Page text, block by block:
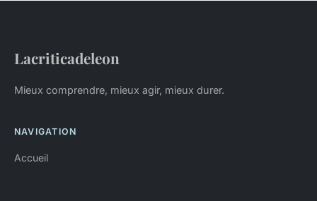
Lacriticadeleon
Mieux comprendre, mieux agir, mieux durer.
NAVIGATION
Accueil